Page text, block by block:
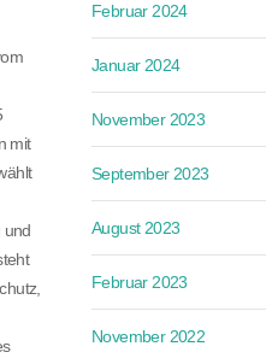
mit
und
Februar 2024
Januar 2024
November 2023
September 2023
August 2023
Februar 2023
November 2022